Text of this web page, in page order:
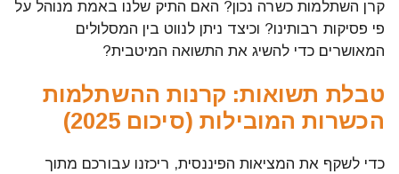
קרן השתלמות כשרה נכון? האם התיק שלנו באמת מנוהל על
פי פסיקות רבותינו? וכיצד ניתן לנווט בין המסלולים
המאושרים כדי להשיג את התשואה המיטבית?
טבלת תשואות: קרנות ההשתלמות
הכשרות המובילות (סיכום 2025)
כדי לשקף את המציאות הפיננסית, ריכזנו עבורכם מתוך